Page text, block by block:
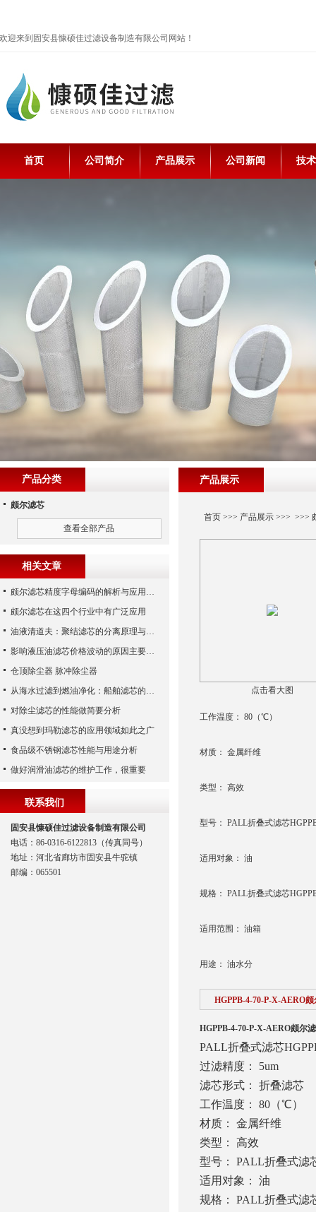
欢迎来到固安县慷硕佳过滤设备制造有限公司网站！
首页 公司简介 产品展示 公司新闻 技
产品展示
首页>>> 产品展示>>> >>>
点击看大图
工作温度： 80（℃）
材质： 金属纤维
类型： 高效
型号： PALL折叠式滤芯
适用对象： 油
规格： PALL折叠式滤芯
适用范围： 油箱
用途： 油水分
HGPPB-4-70-P-X-AERO
HGPPB-4-70-P-X-AERO颇尔
PALL折叠式滤芯
过滤精度： 5um
滤芯形式： 折叠滤芯
工作温度： 80（℃）
材质： 金属纤维
类型： 高效
型号： PALL折叠式滤
适用对象： 油
规格： PALL折叠式滤
产品分类
颇尔滤芯
查看全部产品
相关文章
颇尔滤芯精度字母编码的解析与应用指南
颇尔滤芯在这四个行业中有广泛应用
油液清道夫：聚结滤芯的分离原理与核心作用解析
影响液压油滤芯价格波动的原因主要有哪些呢？
仓顶除尘器 脉冲除尘器
从海水过滤到燃油净化：船舶滤芯的多场景应用解析
对除尘滤芯的性能做简要分析
真没想到玛勒滤芯的应用领域如此之广
食品级不锈钢滤芯性能与用途分析
做好润滑油滤芯的维护工作，很重要
联系我们
固安县慷硕佳过滤设备制造有限公司
电话：86-0316-6122813（传真同号）
地址：河北省廊坊市固安县牛驼镇
邮编：065501